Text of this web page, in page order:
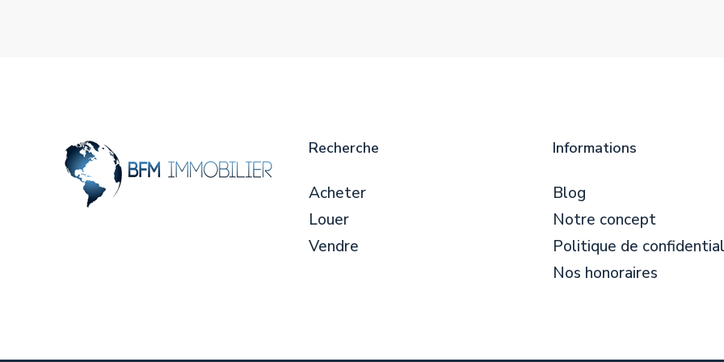
Recherche
Acheter
Louer
Vendre
Informations
Blog
Notre concept
Politique de
Nos honoraires